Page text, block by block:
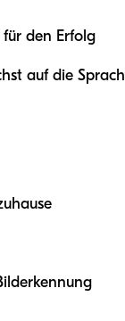
den Erfolg
auf die